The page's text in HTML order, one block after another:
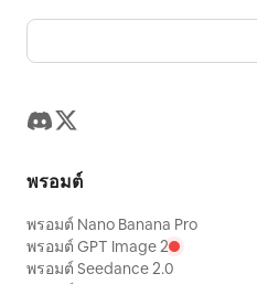
พรอมต์
พรอมต์ Nano Banana Pro
พรอมต์ GPT Image 2
พรอมต์ Seedance 2.0